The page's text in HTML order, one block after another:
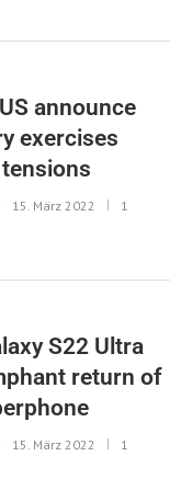
announce
exercises
15. März 2022
1
S22 Ultra
return of
15. März 2022
1